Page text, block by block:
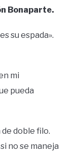
Bonaparte.
es su espada».
mi
pueda
de doble filo.
no se maneja